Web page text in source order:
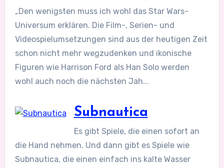
„Den wenigsten muss ich wohl das Star Wars-
Universum erklären. Die Film-, Serien- und
Videospielumsetzungen sind aus der heutigen Zeit
schon nicht mehr wegzudenken und ikonische
Figuren wie Harrison Ford als Han Solo werden
wohl auch noch die nächsten Jah...
Subnautica
Es gibt Spiele, die einen sofort an
die Hand nehmen. Und dann gibt es Spiele wie
Subnautica, die einen einfach ins kalte Wasser